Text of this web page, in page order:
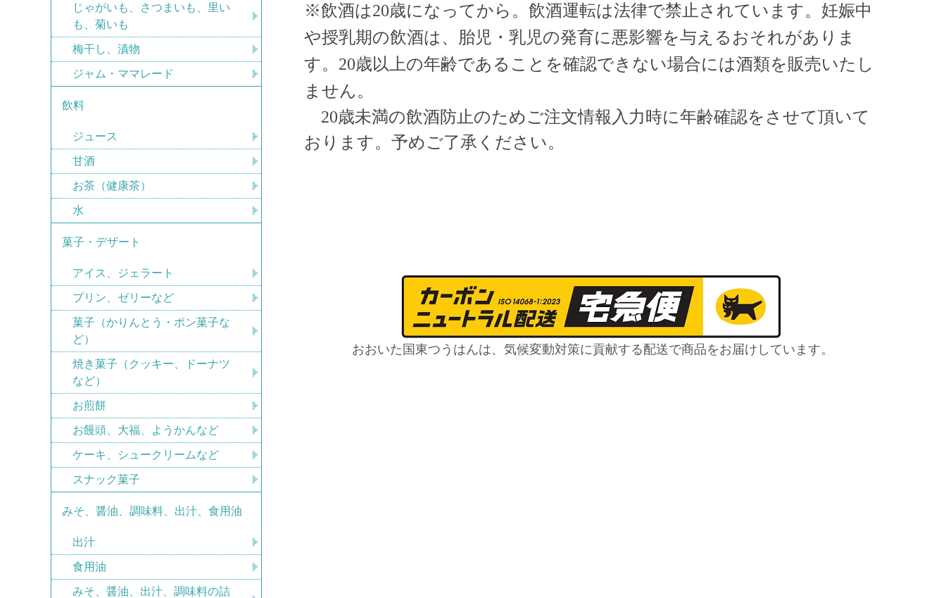
※飲酒は20歳になってから。飲酒運転は法律で禁止されています。 妊娠中
や授乳期の飲酒は、胎児・乳児の発育に悪影響を与えるおそれがありま
す。 20歳以上の年齢であることを確認できない場合には酒類を販売いたし
ません。
20歳未満の飲酒防止のためご注文情報入力時に年齢確認をさせて頂いて
おります。予めご了承ください。
おおいた国東つうはんは、気候変動対策に貢献する配送で商品をお届けしています。
じゃがいも、さつまいも、里い
も、菊いも
梅干し、漬物
ジャム・ママレード
飲料
ジュース
甘酒
お茶（健康茶）
水
菓子・デザート
アイス、ジェラート
プリン、ゼリーなど
菓子（かりんとう・ポン菓子な
ど）
焼き菓子（クッキー、ドーナツ
など）
お煎餅
お饅頭、大福、ようかんなど
ケーキ、シュークリームなど
スナック菓子
みそ、醤油、調味料、出汁、食用油
出汁
食用油
みそ、醤油、出汁、調味料の詰